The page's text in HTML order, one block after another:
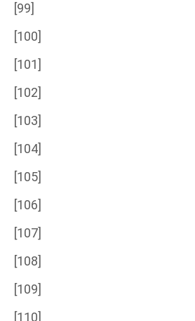
[99]
[100]
[101]
[102]
[103]
[104]
[105]
[106]
[107]
[108]
[109]
[110]